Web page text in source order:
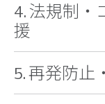
4. 法規制・
援
5. 再発防止